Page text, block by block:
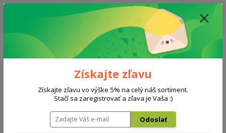
ZĽAVA: VŠETKY VYSTAVENÉ POSTELE ZA 400€ - CENA MATRACU A ROŠTU
PODĽA VÝBERU / DODACIA LEHOTA JE AKTUÁLNE 10-15 PRACOVNÝCH
Menu
0908 777 700 Po-So: 10-18 hod.
0
Ergoflex 18 AKCIA 1+1
Získajte zľavu
Získajte zľavu vo výške 5% na celý náš sortiment.
Stačí sa zaregistrovať a zľava je Vaša :)
Odoslať